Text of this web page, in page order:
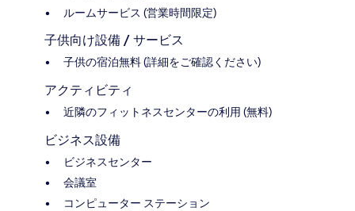
ルームサービス (営業時間限定)
子供向け設備 / サービス
子供の宿泊無料 (詳細をご確認ください)
アクティビティ
近隣のフィットネスセンターの利用 (無料)
ビジネス設備
ビジネスセンター
会議室
コンピューター ステーション